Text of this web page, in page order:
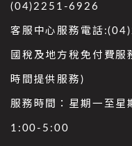
(04)2251-6926
客服中心服務電話
國稅及地方稅免付費
時間提供服務)
服務時間：星期一至
1:00-5:00